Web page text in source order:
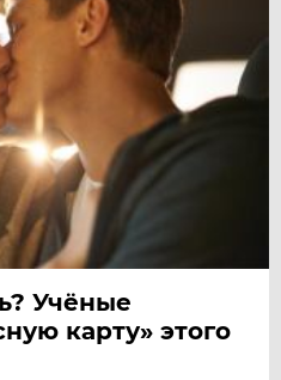
Учёные
карту» этого